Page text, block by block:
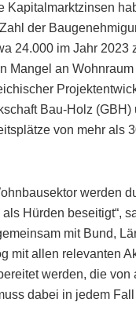
der
24.000 im Jahr 2023
an Wohnraum
Bau-Holz
von mehr als
werden
Hürden beseitigt“,
mit Bund,
mit allen relevanten
werden, die
dabei in jedem